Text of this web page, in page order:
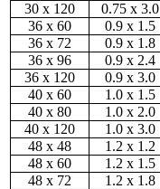
30 x 120
0.75 x 3.0
36 x 60
0.9 x 1.5
36 x 72
0.9 x 1.8
36 x 96
0.9 x 2.4
36 x 120
0.9 x 3.0
40 x 60
1.0 x 1.5
40 x 80
1.0 x 2.0
40 x 120
1.0 x 3.0
48 x 48
1.2 x 1.2
48 x 60
1.2 x 1.5
48 x 72
1.2 x 1.8